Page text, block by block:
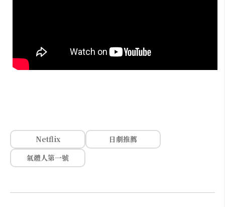
Netflix
日劇推薦
氣體人第一號